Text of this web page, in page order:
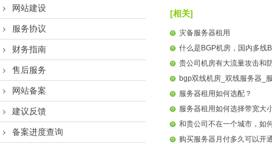
网站建设
服务协议
财务指南
售后服务
网站备案
建议反馈
备案进度查询
[相关]
灾备服务器租用
什么是BGP机房，国内多线
贵公司机房有大流量攻击和
bgp双线机房_双线服务器_
服务器租用如何选配？
服务器租用如何选择带宽大
和贵公司不在一个城市，如
购买服务器月付多久可以开